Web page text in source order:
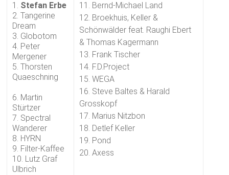
1. Stefan Erbe
2. Tangerine
Dream
3. Globotom
4. Peter
Mergener
5. Thorsten
Quaeschning
6. Martin
Stürtzer
7. Spectral
Wanderer
8. HYRN
9. Filter-Kaffee
10. Lutz Graf
Ulbrich
11. Bernd-Michael Land
12. Broekhuis, Keller &
Schönwälder feat. Raughi Ebert
& Thomas Kagermann
13. Frank Tischer
14. F.D.Project
15. WEGA
16. Steve Baltes & Harald
Grosskopf
17. Marius Nitzbon
18. Detlef Keller
19. Pond
20. Axess